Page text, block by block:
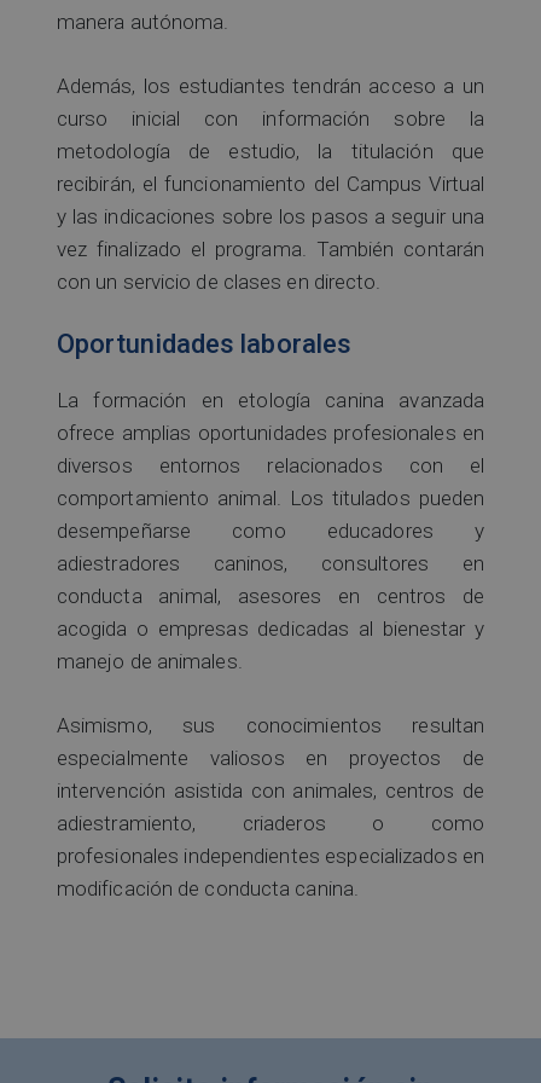
manera autónoma.
Además, los estudiantes tendrán acceso a un
curso inicial con información sobre la
metodología de estudio, la titulación que
recibirán, el funcionamiento del Campus Virtual
y las indicaciones sobre los pasos a seguir una
vez finalizado el programa. También contarán
con un servicio de clases en directo.
Oportunidades laborales
La formación en etología canina avanzada
ofrece amplias oportunidades profesionales en
diversos entornos relacionados con el
comportamiento animal. Los titulados pueden
desempeñarse como educadores y
adiestradores caninos, consultores en
conducta animal, asesores en centros de
acogida o empresas dedicadas al bienestar y
manejo de animales.
Asimismo, sus conocimientos resultan
especialmente valiosos en proyectos de
intervención asistida con animales, centros de
adiestramiento, criaderos o como
profesionales independientes especializados en
modificación de conducta canina.